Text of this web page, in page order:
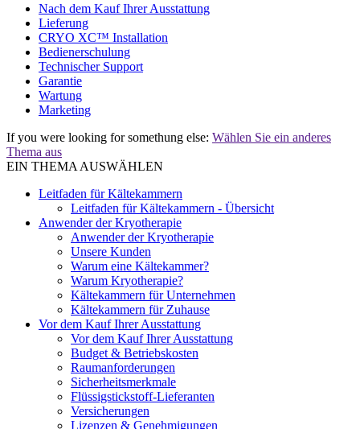
Nach dem Kauf Ihrer Ausstattung
Lieferung
CRYO XC™ Installation
Bedienerschulung
Technischer Support
Garantie
Wartung
Marketing
If you were looking for somethung else: Wählen Sie ein anderes
Thema aus
EIN THEMA AUSWÄHLEN
Leitfaden für Kältekammern
Leitfaden für Kältekammern - Übersicht
Anwender der Kryotherapie
Anwender der Kryotherapie
Unsere Kunden
Warum eine Kältekammer?
Warum Kryotherapie?
Kältekammern für Unternehmen
Kältekammern für Zuhause
Vor dem Kauf Ihrer Ausstattung
Vor dem Kauf Ihrer Ausstattung
Budget & Betriebskosten
Raumanforderungen
Sicherheitsmerkmale
Flüssigstickstoff-Lieferanten
Versicherungen
Lizenzen & Genehmigungen